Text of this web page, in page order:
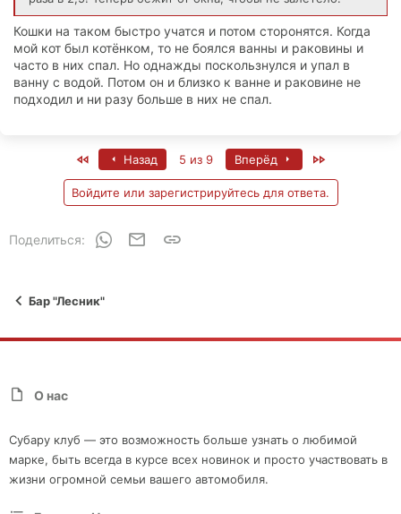
Кошки на таком быстро учатся и потом сторонятся. Когда
мой кот был котёнком, то не боялся ванны и раковины и
часто в них спал. Но однажды поскользнулся и упал в
ванну с водой. Потом он и близко к ванне и раковине не
подходил и ни разу больше в них не спал.
First Назад 5 из 9 Вперёд
Войдите или зарегистрируйтесь для ответа.
Поделиться: WhatsAppЭлектронная почта
Бар "Лесник"
О нас
Субару клуб — это возможность больше узнать о любимой
марке, быть всегда в курсе всех новинок и просто участвовать в
жизни огромной семьи вашего автомобиля.